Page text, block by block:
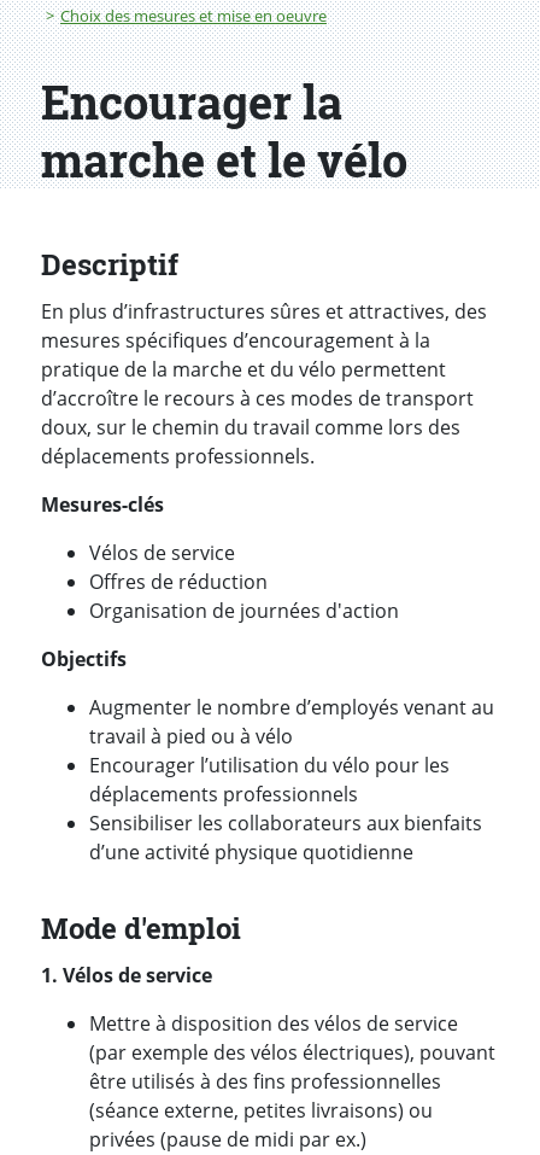
Choix des mesures et mise en oeuvre
Encourager la
marche et le vélo
Descriptif
En plus d’infrastructures sûres et attractives, des
mesures spécifiques d’encouragement à la
pratique de la marche et du vélo permettent
d’accroître le recours à ces modes de transport
doux, sur le chemin du travail comme lors des
déplacements professionnels.
Mesures-clés
Vélos de service
Offres de réduction
Organisation de journées d'action
Objectifs
Augmenter le nombre d’employés venant au
travail à pied ou à vélo
Encourager l’utilisation du vélo pour les
déplacements professionnels
Sensibiliser les collaborateurs aux bienfaits
d’une activité physique quotidienne
Mode d'emploi
1. Vélos de service
Mettre à disposition des vélos de service
(par exemple des vélos électriques), pouvant
être utilisés à des fins professionnelles
(séance externe, petites livraisons) ou
privées (pause de midi par ex.)